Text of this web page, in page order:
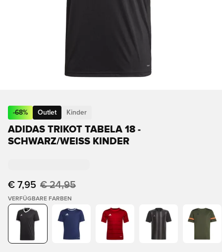
-68% Outlet Kinder
ADIDAS TRIKOT TABELA 18 -
SCHWARZ/WEISS KINDER
€ 7,95 € 24,95
VERFÜGBARE FARBEN